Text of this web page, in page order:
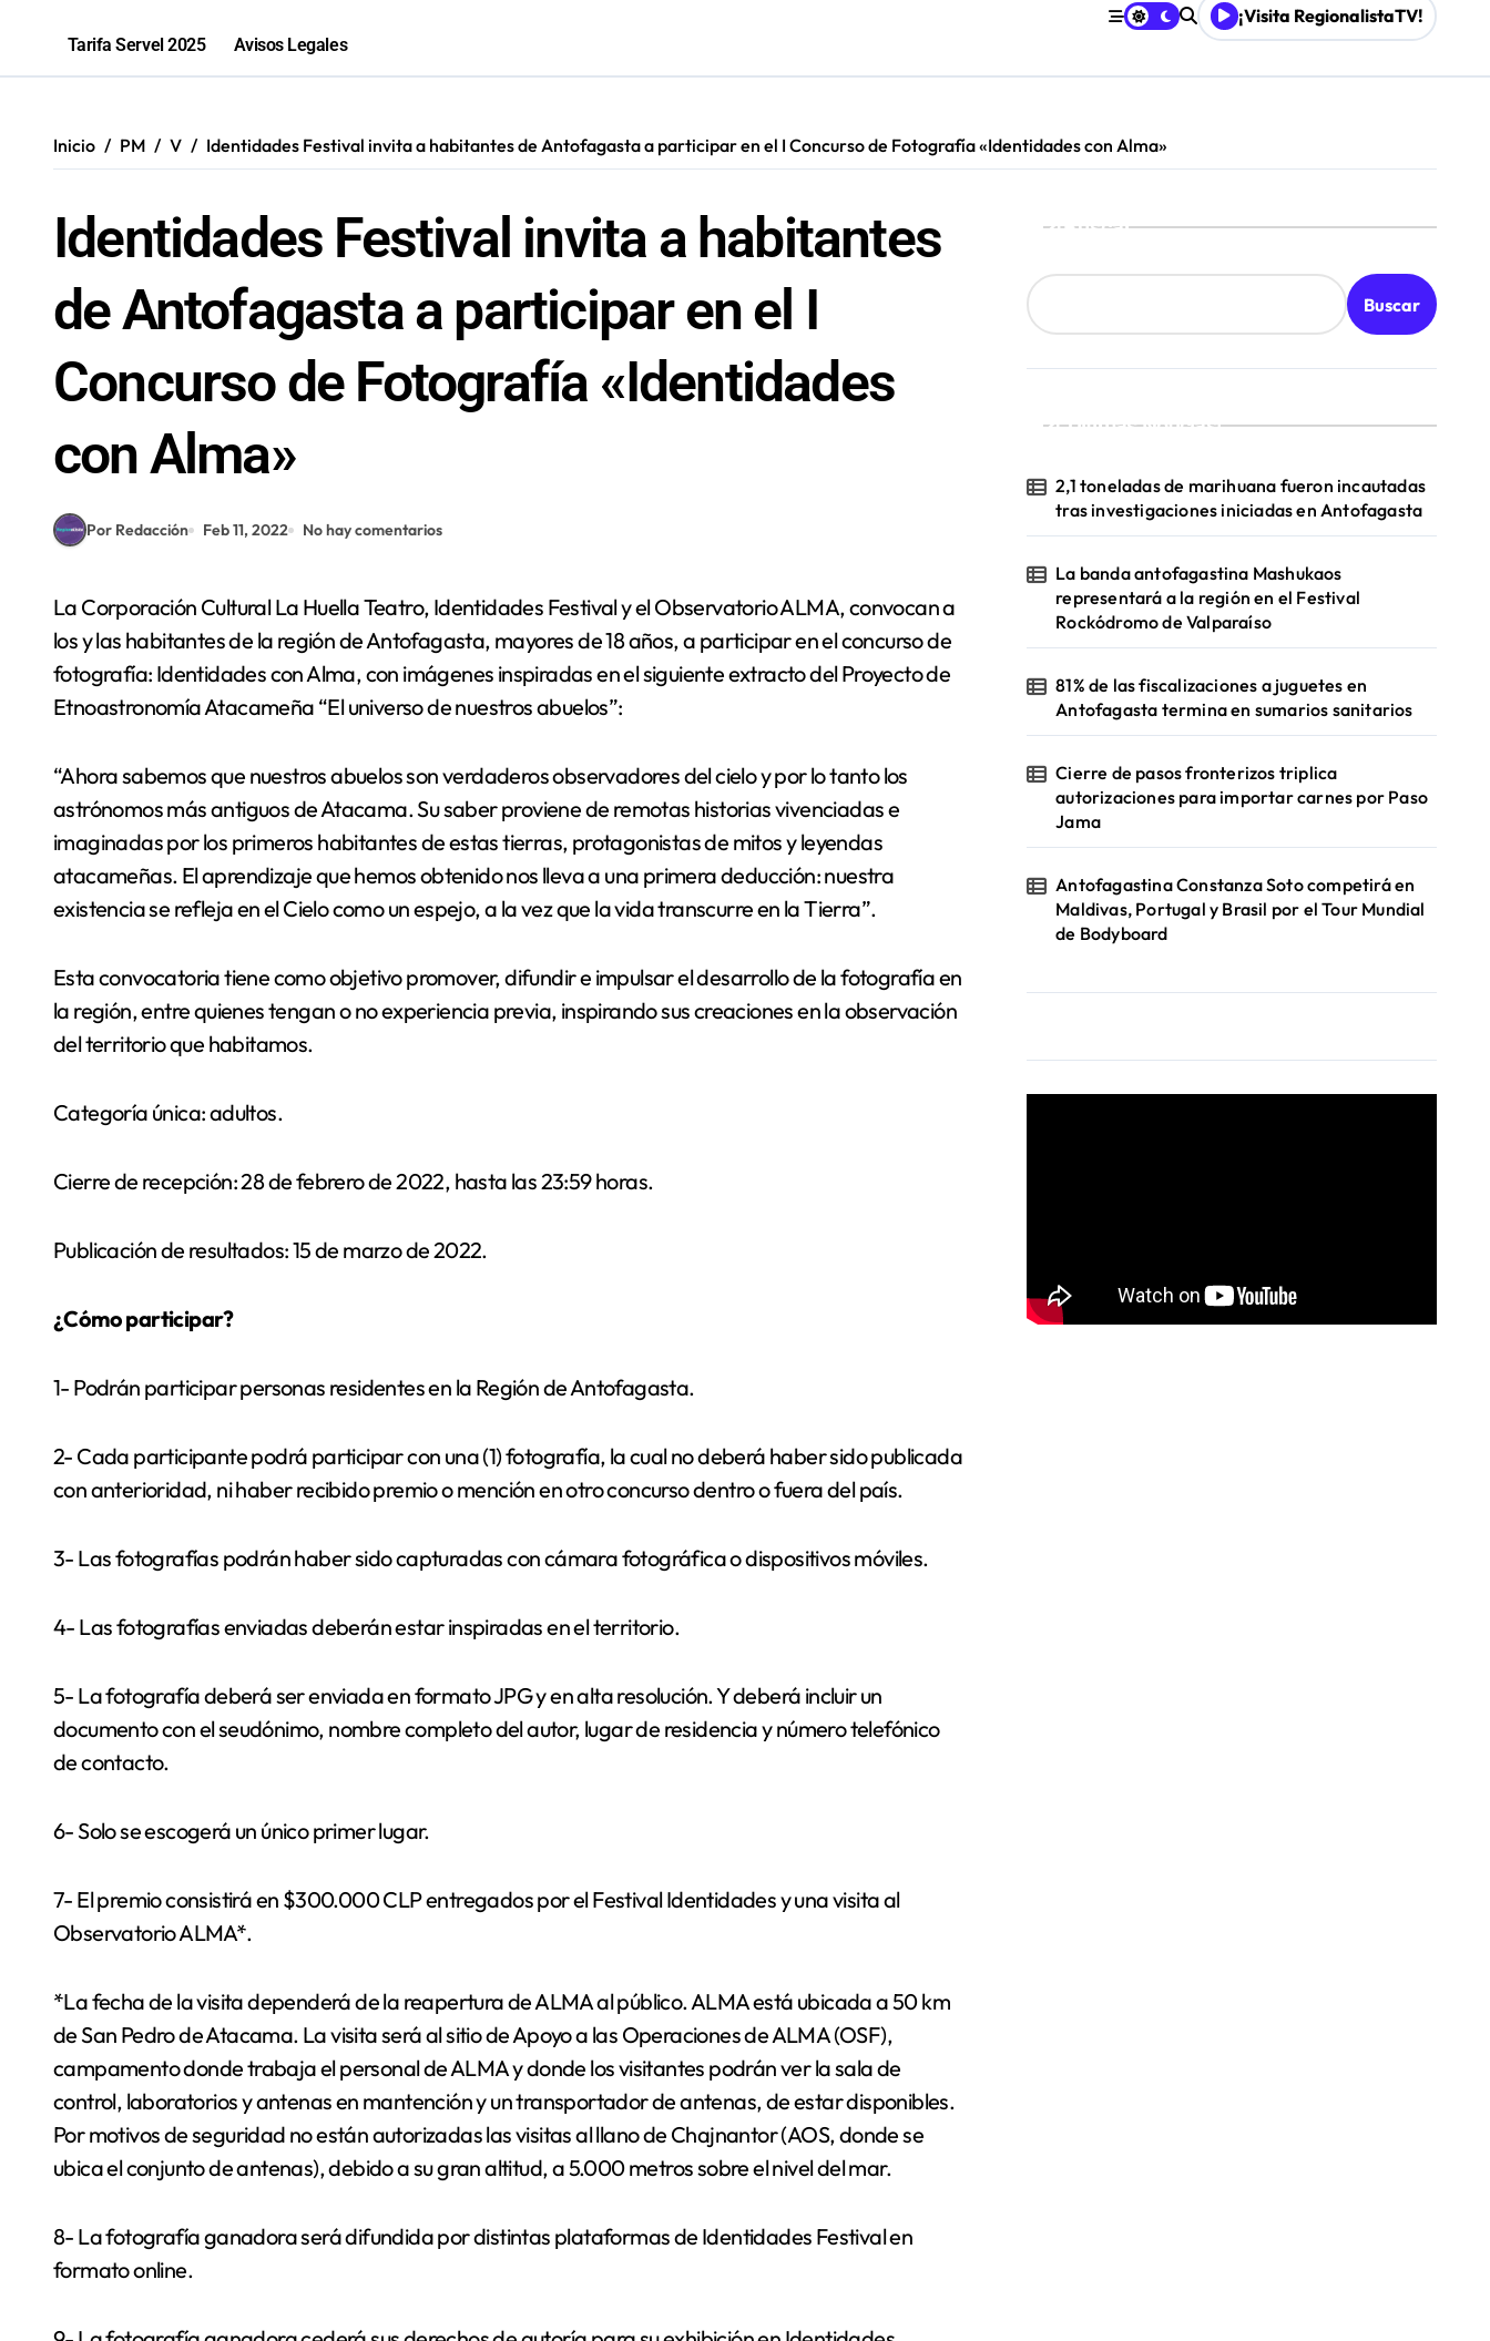
Tarifa Servel 2025 Avisos Legales
¡Visita RegionalistaTV!
Inicio PM V Identidades Festival invita a habitantes de Antofagasta a participar en el I Concurso de Fotografía «Identidades con Alma»
Identidades Festival invita a habitantes
de Antofagasta a participar en el I
Concurso de Fotografía «Identidades
con Alma»
Por Redacción Feb 11, 2022 No hay comentarios
La Corporación Cultural La Huella Teatro, Identidades Festival y el Observatorio ALMA, convocan a
los y las habitantes de la región de Antofagasta, mayores de 18 años, a participar en el concurso de
fotografía: Identidades con Alma, con imágenes inspiradas en el siguiente extracto del Proyecto de
Etnoastronomía Atacameña “El universo de nuestros abuelos”:
“Ahora sabemos que nuestros abuelos son verdaderos observadores del cielo y por lo tanto los
astrónomos más antiguos de Atacama. Su saber proviene de remotas historias vivenciadas e
imaginadas por los primeros habitantes de estas tierras, protagonistas de mitos y leyendas
atacameñas. El aprendizaje que hemos obtenido nos lleva a una primera deducción: nuestra
existencia se refleja en el Cielo como un espejo, a la vez que la vida transcurre en la Tierra”.
Esta convocatoria tiene como objetivo promover, difundir e impulsar el desarrollo de la fotografía en
la región, entre quienes tengan o no experiencia previa, inspirando sus creaciones en la observación
del territorio que habitamos.
Categoría única: adultos.
Cierre de recepción: 28 de febrero de 2022, hasta las 23:59 horas.
Publicación de resultados: 15 de marzo de 2022.
¿Cómo participar?
1- Podrán participar personas residentes en la Región de Antofagasta.
2- Cada participante podrá participar con una (1) fotografía, la cual no deberá haber sido publicada
con anterioridad, ni haber recibido premio o mención en otro concurso dentro o fuera del país.
3- Las fotografías podrán haber sido capturadas con cámara fotográfica o dispositivos móviles.
4- Las fotografías enviadas deberán estar inspiradas en el territorio.
5- La fotografía deberá ser enviada en formato JPG y en alta resolución. Y deberá incluir un
documento con el seudónimo, nombre completo del autor, lugar de residencia y número telefónico
de contacto.
6- Solo se escogerá un único primer lugar.
7- El premio consistirá en $300.000 CLP entregados por el Festival Identidades y una visita al
Observatorio ALMA*.
*La fecha de la visita dependerá de la reapertura de ALMA al público. ALMA está ubicada a 50 km
de San Pedro de Atacama. La visita será al sitio de Apoyo a las Operaciones de ALMA (OSF),
campamento donde trabaja el personal de ALMA y donde los visitantes podrán ver la sala de
control, laboratorios y antenas en mantención y un transportador de antenas, de estar disponibles.
Por motivos de seguridad no están autorizadas las visitas al llano de Chajnantor (AOS, donde se
ubica el conjunto de antenas), debido a su gran altitud, a 5.000 metros sobre el nivel del mar.
8- La fotografía ganadora será difundida por distintas plataformas de Identidades Festival en
formato online.
Buscar
Buscar
¡Ultimas Noticias!
2,1 toneladas de marihuana fueron incautadas
tras investigaciones iniciadas en Antofagasta
La banda antofagastina Mashukaos
representará a la región en el Festival
Rockódromo de Valparaíso
81% de las fiscalizaciones a juguetes en
Antofagasta termina en sumarios sanitarios
Cierre de pasos fronterizos triplica
autorizaciones para importar carnes por Paso
Jama
Antofagastina Constanza Soto competirá en
Maldivas, Portugal y Brasil por el Tour Mundial
de Bodyboard